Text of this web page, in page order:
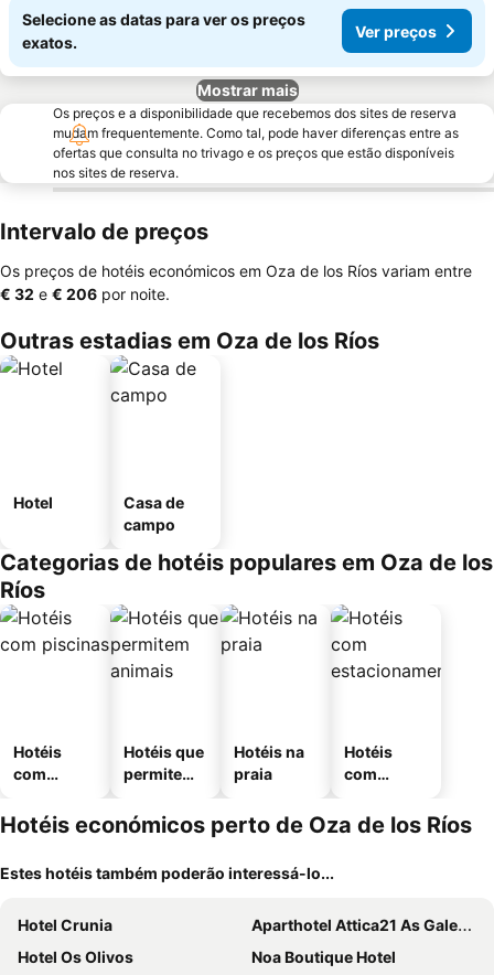
Selecione as datas para ver os preços
exatos.
Ver preços
Mostrar mais
Os preços e a disponibilidade que recebemos dos sites de reserva
mudam frequentemente. Como tal, pode haver diferenças entre as
ofertas que consulta no trivago e os preços que estão disponíveis
nos sites de reserva.
Intervalo de preços
Os preços de hotéis económicos em Oza de los Ríos variam entre
‎€ 32 e ‎€ 206 por noite.
Outras estadias em Oza de los Ríos
Hotel
Casa de
campo
Categorias de hotéis populares em Oza de los
Ríos
Hotéis
com
Hotéis que
permitem
Hotéis na
praia
Hotéis
com
mento
Hotéis económicos perto de Oza de los Ríos
Estes hotéis também poderão interessá-lo...
Hotel Crunia
Aparthotel Attica21 As Galeras
Hotel Os Olivos
Noa Boutique Hotel